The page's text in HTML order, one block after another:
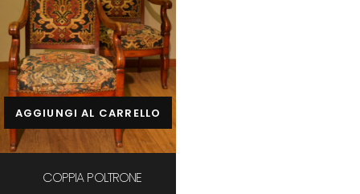
AGGIUNGI AL CARRELLO
COPPIA POLTRONE